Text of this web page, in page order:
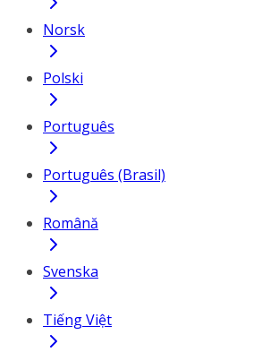
Norsk
Polski
Português
Português (Brasil)
Română
Svenska
Tiếng Việt